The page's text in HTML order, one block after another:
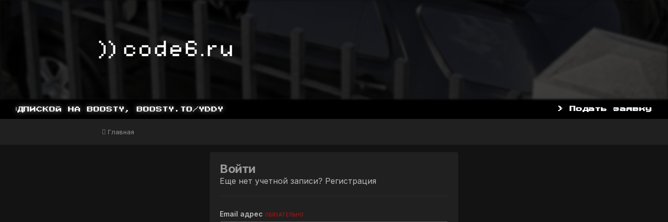
НА BOOSTY, BOOSTY.TO/YDDY > Подать заявку
Главная
Войти
Еще нет учетной записи? Регистрация
Email адрес ОБЯЗАТЕЛЬНО